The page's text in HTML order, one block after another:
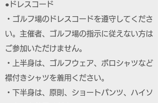
●ドレスコード
・ゴルフ場のドレスコードを遵守してくださ
い。主催者、ゴルフ場の指示に従えない方は
ご参加いただけません。
・上半身は、ゴルフウェア、ポロシャツなど
襟付きシャツを着用ください。
・下半身は、原則、ショートパンツ、ハイソ